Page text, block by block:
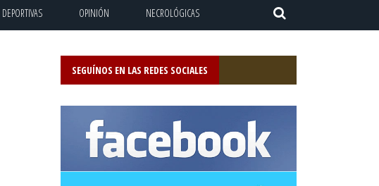
DEPORTIVAS OPINIÓN NECROLÓGICAS
SEGUÍNOS EN LAS REDES SOCIALES